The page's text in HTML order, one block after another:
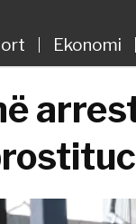
Ekonomi